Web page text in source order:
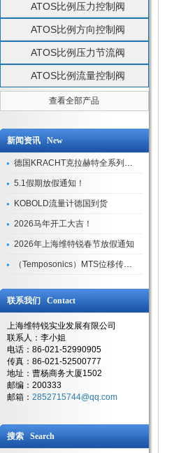
ATOS比例压力控制阀
ATOS比例方向控制阀
ATOS比例压力节流阀
ATOS比例流量控制阀
查看全部产品
新闻资讯 New
德国KRACHT克拉赫特全系列现货库存
5.1假期放假通知！
KOBOLD流量计德国到货
2026马年开工大吉！
2026年上海维特锐春节放假通知
（Temposonics）MTS位移传感器现货库存型号
联系我们 Contact
上海维特锐实业发展有限公司
联系人：李小姐
电话：86-021-52990905
传真：86-021-52500777
地址：曹杨商务大厦1502
邮编：200333
邮箱： 2852715744@qq.com
搜索 Search